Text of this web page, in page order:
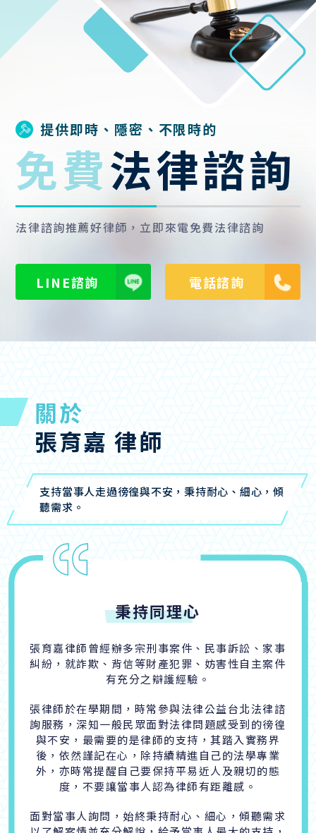
提供即時、隱密、不限時的
免費法律諮詢
法律諮詢推薦好律師，立即來電免費法律諮詢
LINE諮詢 電話諮詢
關於
張育嘉 律師
支持當事人走過徬徨與不安，秉持耐心、細心，傾
聽需求。
秉持同理心
張育嘉律師曾經辦多宗刑事案件、民事訴訟、家事
糾紛，就詐欺、背信等財產犯罪、妨害性自主案件
有充分之辯護經驗。
張律師於在學期間，時常參與法律公益台北法律諮
詢服務，深知一般民眾面對法律問題感受到的徬徨
與不安，最需要的是律師的支持，其踏入實務界
後，依然謹記在心，除持續精進自己的法學專業
外，亦時常提醒自己要保持平易近人及親切的態
度，不要讓當事人認為律師有距離感。
面對當事人詢問，始終秉持耐心、細心，傾聽需求